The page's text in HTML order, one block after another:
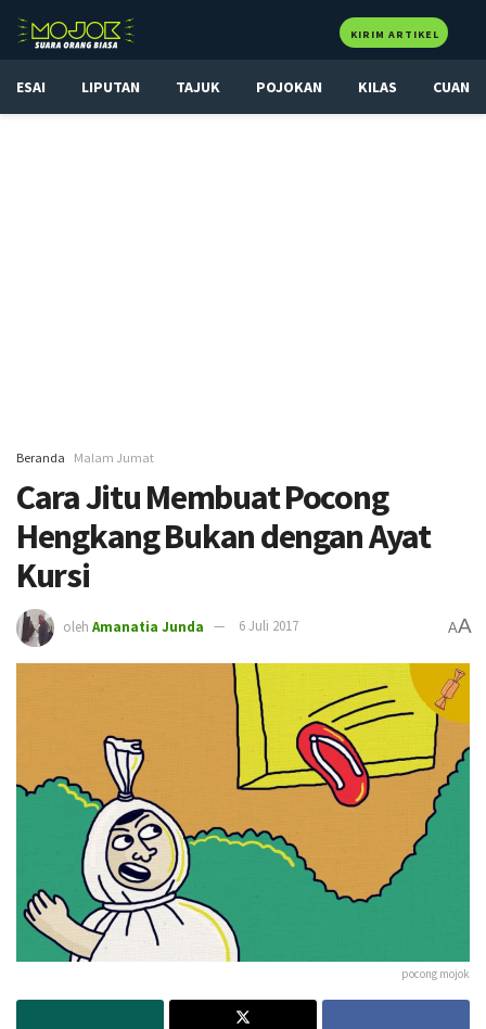
KIRIM ARTIKEL
ESAI LIPUTAN TAJUK POJOKAN KILAS CUAN
Beranda Malam Jumat
Cara Jitu Membuat Pocong
Hengkang Bukan dengan Ayat
Kursi
oleh Amanatia Junda 6 Juli 2017 AA
pocong mojok